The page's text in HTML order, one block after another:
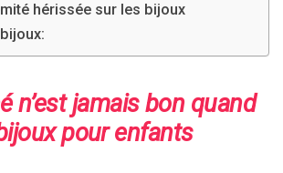
hérissée sur les bijoux
n’est jamais bon quand
pour enfants